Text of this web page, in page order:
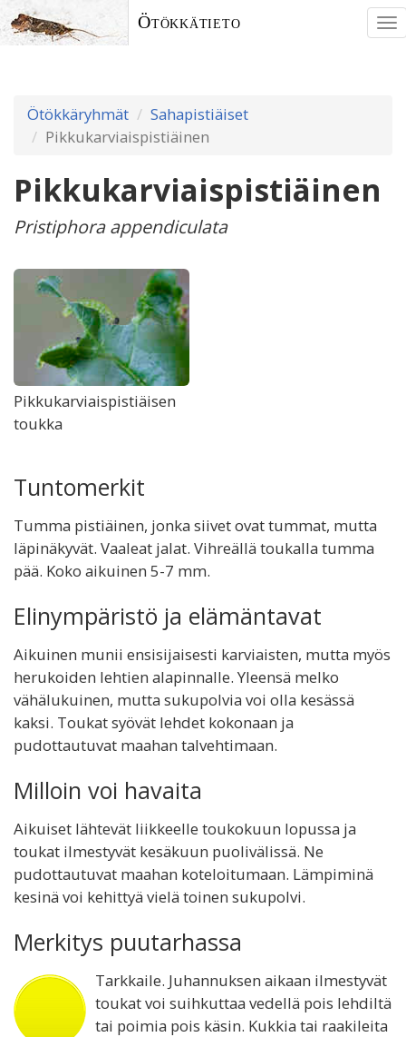
Ötökkätieto
Ötökkäryhmät
Sahapistiäiset
Pikkukarviaispistiäinen
Pikkukarviaispistiäinen
Pristiphora appendiculata
Pikkukarviaispistiäisen
toukka
Tuntomerkit
Tumma pistiäinen, jonka siivet ovat tummat, mutta
läpinäkyvät. Vaaleat jalat. Vihreällä toukalla tumma
pää. Koko aikuinen 5-7 mm.
Elinympäristö ja elämäntavat
Aikuinen munii ensisijaisesti karviaisten, mutta myös
herukoiden lehtien alapinnalle. Yleensä melko
vähälukuinen, mutta sukupolvia voi olla kesässä
kaksi. Toukat syövät lehdet kokonaan ja
pudottautuvat maahan talvehtimaan.
Milloin voi havaita
Aikuiset lähtevät liikkeelle toukokuun lopussa ja
toukat ilmestyvät kesäkuun puolivälissä. Ne
pudottautuvat maahan koteloitumaan. Lämpiminä
kesinä voi kehittyä vielä toinen sukupolvi.
Merkitys puutarhassa
Tarkkaile. Juhannuksen aikaan ilmestyvät
toukat voi suihkuttaa vedellä pois lehdiltä
tai poimia pois käsin. Kukkia tai raakileita